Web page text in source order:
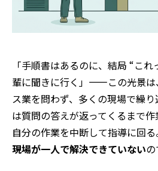
「手順書はあるのに、結局 “こ
輩に聞きに行く」——この光景は
ス業を問わず、多くの現場で繰
は質問の答えが返ってくるまで
自分の作業を中断して指導に回る
現場が一人で解決できていないの